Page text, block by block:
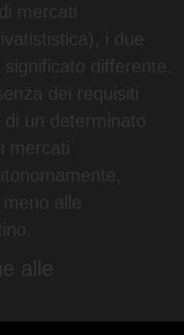
mercati
i due
differente.
dei requisiti
un determinato
alle
alle